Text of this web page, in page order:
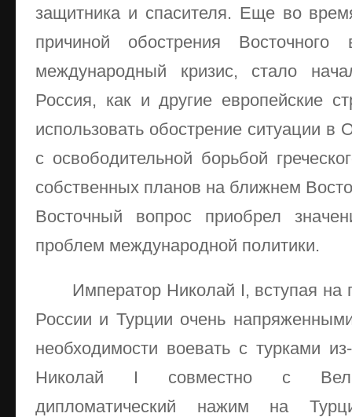
защитника и спасителя. Еще во
причиной обострения
международный кризис, стало
Россия, как и другие европейские
использовать обострение ситуации в
с освободительной борьбой
собственных планов на ближнем
Восточный вопрос приобрел
проблем международной политики.
Император Николай I, вступая на
России и Турции очень
необходимости воевать с турками
Николай I совместно с
дипломатический нажим на